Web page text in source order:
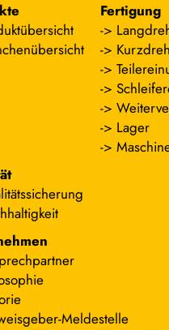
Fertigung
Lager
Meldestelle